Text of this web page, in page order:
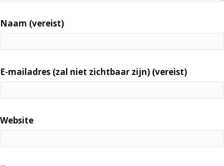
Naam (vereist)
E-mailadres (zal niet zichtbaar zijn) (vereist)
Website